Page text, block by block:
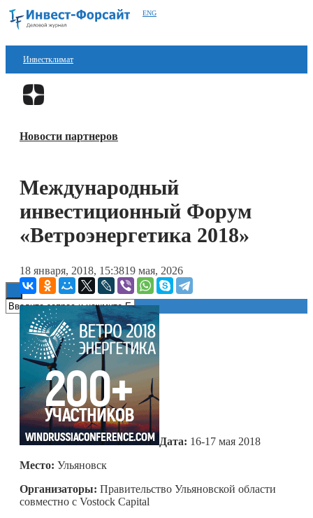
ENG
Инвестклимат
Финансы
Блокчейн
Технологии
ESG
Новости партнеров
Международный
инвестиционный Форум
«Ветроэнергетика 2018»
18 января, 2018, 15:3819 мая, 2026
Дата: 16-17 мая 2018
Место: Ульяновск
Организаторы: Правительство Ульяновской области
совместно с Vostock Capital